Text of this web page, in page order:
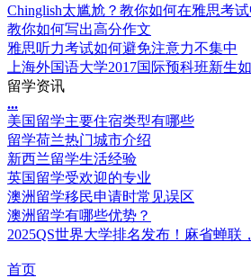
Chinglish太尴尬？教你如何在雅思考
教你如何写出高分作文
雅思听力考试如何避免注意力不集中
上海外国语大学2017国际预科班新生
留学资讯
...
美国留学主要住宿类型有哪些
留学荷兰热门城市介绍
新西兰留学生活经验
英国留学受欢迎的专业
澳洲留学移民申请时常见误区
澳洲留学有哪些优势？
2025QS世界大学排名发布！麻省蝉联
首页